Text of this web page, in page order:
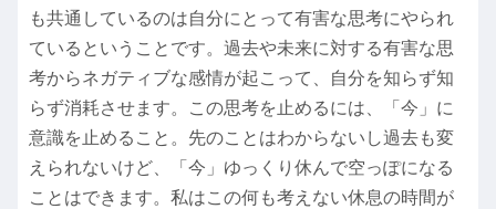
も共通しているのは自分にとって有害な思考にやられ
ているということです。過去や未来に対する有害な思
考からネガティブな感情が起こって、自分を知らず知
らず消耗させます。この思考を止めるには、「今」に
意識を止めること。先のことはわからないし過去も変
えられないけど、「今」ゆっくり休んで空っぽになる
ことはできます。私はこの何も考えない休息の時間が